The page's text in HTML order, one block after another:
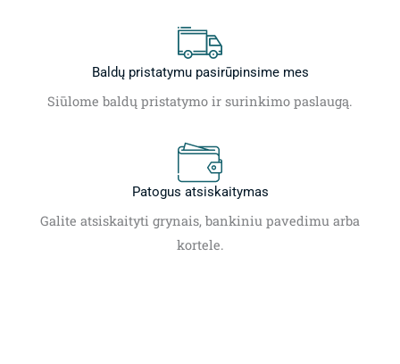
Baldų pristatymu pasirūpinsime mes
Siūlome baldų pristatymo ir surinkimo paslaugą.
Patogus atsiskaitymas
Galite atsiskaityti grynais, bankiniu pavedimu arba
kortele.